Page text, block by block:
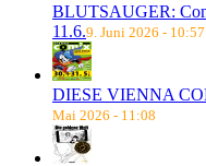
BLUTSAUGER:
11.6.9. Juni 2026 - 10:57
DIESE VIENNA
Mai 2026 - 11:08